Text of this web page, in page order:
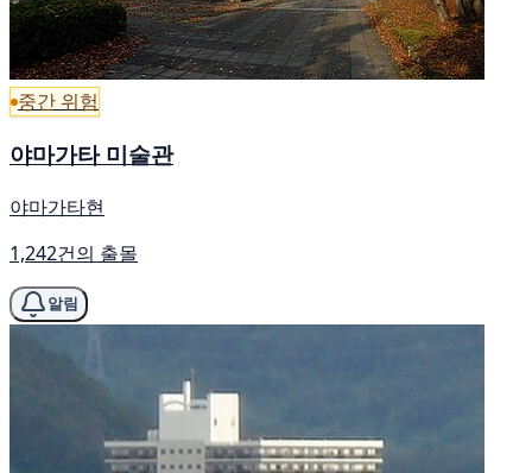
중간 위험
야마가타 미술관
야마가타현
1,242건의 출몰
알림